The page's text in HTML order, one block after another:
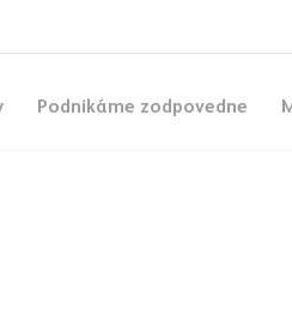
Podnikáme zodpovedne